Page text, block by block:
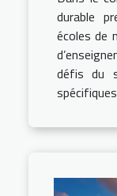
durable
écoles de
défis du